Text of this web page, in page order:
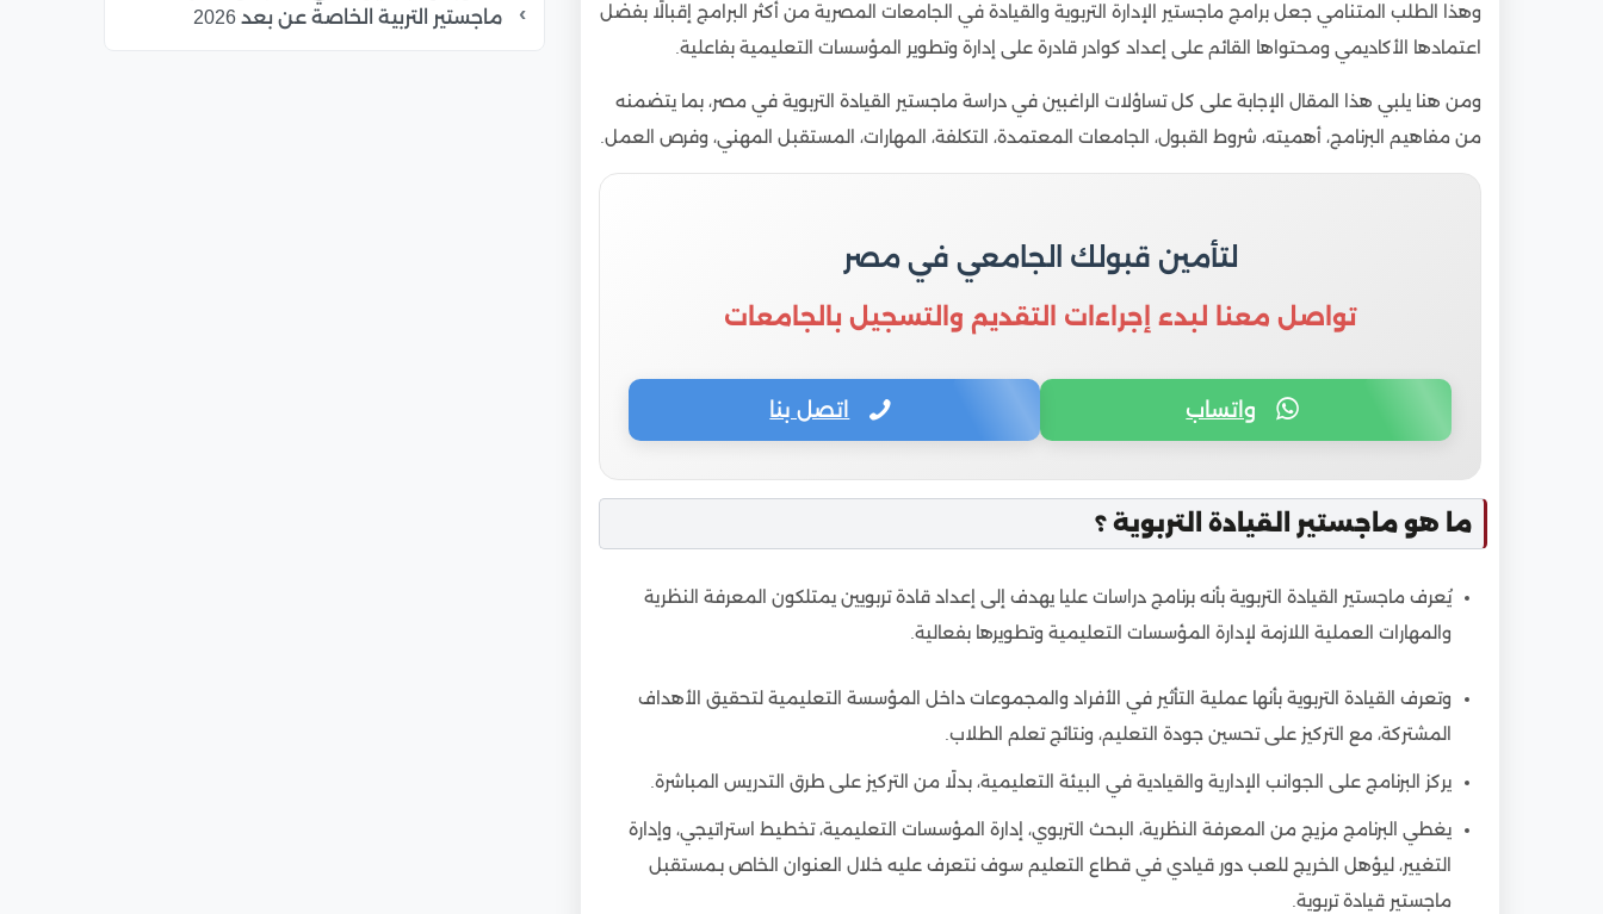
5
مستقبل القيادة التربوية مع التحول الرقمي في التعليم
أبرز الجامعات المصرية المعتمدة التي تقدم ماجستير القيادة التربوية
7
شروط القبول في ماجستير قيادة تربوية
8
تكاليف دراسة ماجستير القيادة التربوية
التحديات المستقبلية في مجال القيادة التربوية
خطوات التقديم لبرامج ماجستير القيادة التربوية في الجامعات للوافدين
وهذا الطلب المتنامي جعل برامج ماجستير الإدارة التربوية والقيادة في الجامعات المصرية من أكثر البرامج إقبالًا بفضل
اعتمادها الأكاديمي ومحتواها القائم على إعداد كوادر قادرة على إدارة وتطوير المؤسسات التعليمية بفاعلية.
ومن هنا يلبي هذا المقال الإجابة على كل تساؤلات الراغبين في دراسة ماجستير القيادة التربوية في مصر، بما يتضمنه
من مفاهيم البرنامج، أهميته، شروط القبول، الجامعات المعتمدة، التكلفة، المهارات، المستقبل المهني، وفرص العمل.
لتأمين قبولك الجامعي في مصر
تواصل معنا لبدء إجراءات التقديم والتسجيل بالجامعات
واتساب اتصل بنا
ما هو ماجستير القيادة التربوية ؟
يُعرف ماجستير القيادة التربوية بأنه برنامج دراسات عليا يهدف إلى إعداد قادة تربويين يمتلكون المعرفة النظرية
والمهارات العملية اللازمة لإدارة المؤسسات التعليمية وتطويرها بفعالية.
وتعرف القيادة التربوية بأنها عملية التأثير في الأفراد والمجموعات داخل المؤسسة التعليمية لتحقيق الأهداف
المشتركة، مع التركيز على تحسين جودة التعليم، ونتائج تعلم الطلاب.
يركز البرنامج على الجوانب الإدارية والقيادية في البيئة التعليمية، بدلًا من التركيز على طرق التدريس المباشرة.
يغطي البرنامج مزيج من المعرفة النظرية، البحث التربوي، إدارة المؤسسات التعليمية، تخطيط استراتيجي، وإدارة
التغيير، ليؤهل الخريج للعب دور قيادي في قطاع التعليم سوف نتعرف عليه خلال العنوان الخاص بـمستقبل
ماجستير قيادة تربوية.
ماجستير التربية الخاصة عن بعد 2026